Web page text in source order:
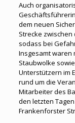
Auch
dem neuen
Strecke
sodass bei
Insgesamt waren
Staubwolke
Unterstützern im
rund um die
Mitarbeiter des
den letzten
Frankenforster